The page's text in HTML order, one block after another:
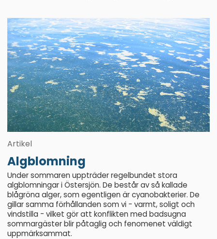
Artikel
Algblomning
Under sommaren uppträder regelbundet stora
algblomningar i Östersjön. De består av så kallade
blågröna alger, som egentligen är cyanobakterier. De
gillar samma förhållanden som vi - varmt, soligt och
vindstilla - vilket gör att konflikten med badsugna
sommargäster blir påtaglig och fenomenet väldigt
uppmärksammat.